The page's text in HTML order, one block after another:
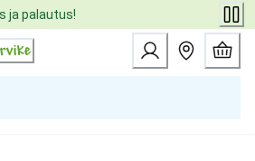
ja palautus!